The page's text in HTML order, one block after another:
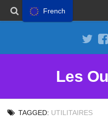
Les
TAGGED: UTILITAIRES
French